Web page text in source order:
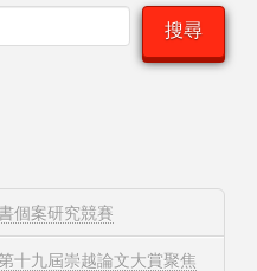
搜尋
個案研究競賽
十九屆崇越論文大賞聚焦